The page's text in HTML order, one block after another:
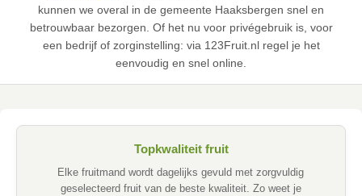
kunnen we overal in de gemeente Haaksbergen snel en
betrouwbaar bezorgen. Of het nu voor privégebruik is, voor
een bedrijf of zorginstelling: via 123Fruit.nl regel je het
eenvoudig en snel online.
Topkwaliteit fruit
Elke fruitmand wordt dagelijks gevuld met zorgvuldig
geselecteerd fruit van de beste kwaliteit. Zo weet je